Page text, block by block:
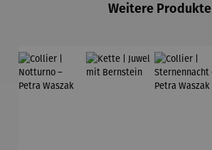
Weitere Produkte